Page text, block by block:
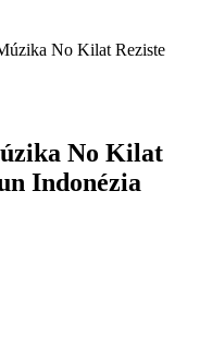
No Kilat Reziste
No Kilat
Indonézia